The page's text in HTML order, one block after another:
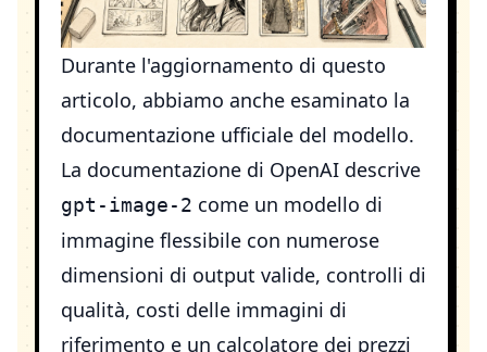
Durante l'aggiornamento di questo
articolo, abbiamo anche esaminato la
documentazione ufficiale del modello.
La documentazione di OpenAI descrive
gpt-image-2 come un modello di
immagine flessibile con numerose
dimensioni di output valide, controlli di
qualità, costi delle immagini di
riferimento e un calcolatore dei prezzi